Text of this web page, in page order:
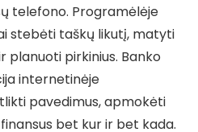
telefono. Programėlėje
stebėti taškų likutį, matyti
planuoti pirkinius. Banko
internetinėje
pavedimus, apmokėti
bet kur ir bet kada.